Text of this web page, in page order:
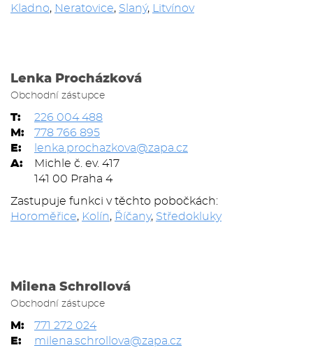
Kladno, Neratovice, Slaný, Litvínov
Lenka Procházková
Obchodní zástupce
T:
226 004 488
M:
778 766 895
E:
lenka.prochazkova@zapa.cz
A:
Michle č. ev. 417
141 00 Praha 4
Zastupuje funkci v těchto pobočkách:
Horoměřice, Kolín, Říčany, Středokluky
Milena Schrollová
Obchodní zástupce
M:
771 272 024
E:
milena.schrollova@zapa.cz